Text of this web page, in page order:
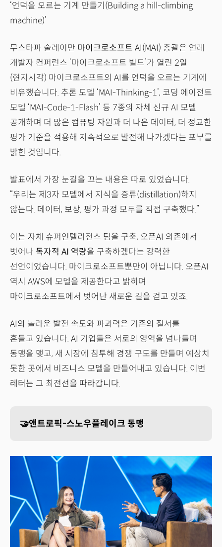
‘언덕을 오르는 기계 만들기(Building a hill-climbing
machine)’
무스타파 술레이만 마이크로소프트 AI(MAI) 총괄은 연례
개발자 컨퍼런스 ‘마이크로소프트 빌드’가 열린 2일
(현지시각) 마이크로소프트의 AI를 언덕을 오르는 기계에
비유했습니다. 추론 모델 ‘MAI-Thinking-1’, 코딩 에이전트
모델 ‘MAI-Code-1-Flash’ 등 7종의 자체 신규 AI 모델
공개하며 더 많은 컴퓨팅 자원과 더 나은 데이터, 더 정교한
평가 기준을 적용해 지속적으로 발전해 나가겠다는 포부를
밝힌 것입니다.
발표에서 가장 눈길을 끄는 내용은 따로 있었습니다.
“우리는 제3자 모델에서 지식을 증류(distillation)하지
않는다. 데이터, 보상, 평가 과정 모두를 직접 구축했다.”
이는 자체 슈퍼인텔리전스 팀을 구축, 오픈AI 의존에서
벗어나 독자적 AI 역량을 구축하겠다는 강력한
선언이었습니다. 마이크로소프트뿐만이 아닙니다. 오픈AI
역시 AWS에 모델을 제공한다고 밝히며
마이크로소프트에서 벗어난 새로운 길을 걷고 있죠.
AI의 놀라운 발전 속도와 파괴력은 기존의 질서를
흔들고 있습니다. AI 기업들은 서로의 영역을 넘나들며
동맹을 맺고, 새 시장에 침투해 경쟁 구도를 만들며 예상치
못한 곳에서 비즈니스 모델을 만들어내고 있습니다. 이번
레터는 그 최전선을 따라갑니다.
🤝앤트로픽-스노우플레이크 동맹